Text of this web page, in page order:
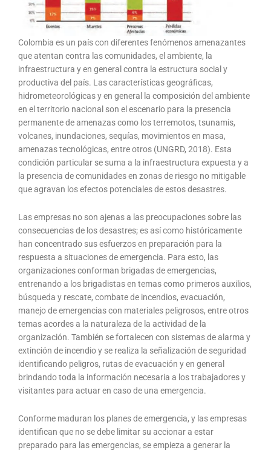
Colombia es un país con diferentes fenómenos amenazantes
que atentan contra las comunidades, el ambiente, la
infraestructura y en general contra la estructura social y
productiva del país. Las características geográficas,
hidrometeorológicas y en general la composición del ambiente
en el territorio nacional son el escenario para la presencia
permanente de amenazas como los terremotos, tsunamis,
volcanes, inundaciones, sequías, movimientos en masa,
amenazas tecnológicas, entre otros (UNGRD, 2018). Esta
condición particular se suma a la infraestructura expuesta y a
la presencia de comunidades en zonas de riesgo no mitigable
que agravan los efectos potenciales de estos desastres.
Las empresas no son ajenas a las preocupaciones sobre las
consecuencias de los desastres; es así como históricamente
han concentrado sus esfuerzos en preparación para la
respuesta a situaciones de emergencia. Para esto, las
organizaciones conforman brigadas de emergencias,
entrenando a los brigadistas en temas como primeros auxilios,
búsqueda y rescate, combate de incendios, evacuación,
manejo de emergencias con materiales peligrosos, entre otros
temas acordes a la naturaleza de la actividad de la
organización. También se fortalecen con sistemas de alarma y
extinción de incendio y se realiza la señalización de seguridad
identificando peligros, rutas de evacuación y en general
brindando toda la información necesaria a los trabajadores y
visitantes para actuar en caso de una emergencia.
Conforme maduran los planes de emergencia, y las empresas
identifican que no se debe limitar su accionar a estar
preparado para las emergencias, se empieza a generar la